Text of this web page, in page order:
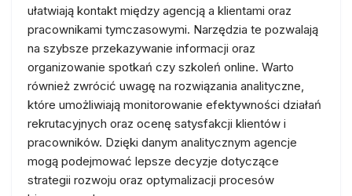
ułatwiają kontakt między agencją a klientami oraz
pracownikami tymczasowymi. Narzędzia te pozwalają
na szybsze przekazywanie informacji oraz
organizowanie spotkań czy szkoleń online. Warto
również zwrócić uwagę na rozwiązania analityczne,
które umożliwiają monitorowanie efektywności działań
rekrutacyjnych oraz ocenę satysfakcji klientów i
pracowników. Dzięki danym analitycznym agencje
mogą podejmować lepsze decyzje dotyczące
strategii rozwoju oraz optymalizacji procesów